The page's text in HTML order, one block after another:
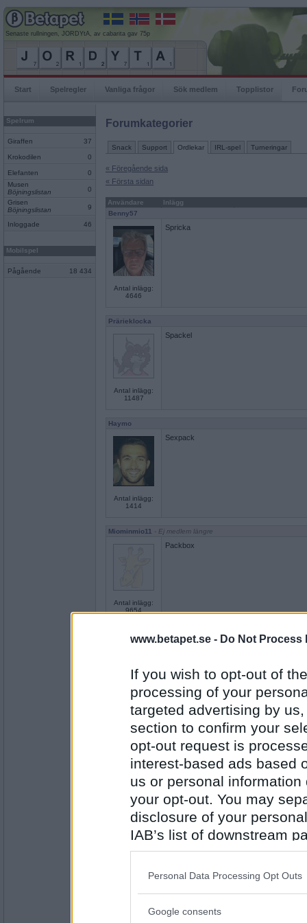
www.betapet.se - Do Not Process
If you wish to opt-out of
processing of your
targeted advertising by
section to confirm your
opt-out request is
interest-based ads based
us or personal
your opt-out. You may
disclosure of your
IAB’s list of downstream
also be disclosed by us
Downstream Participants
Please note that this
Personal Data Processing Opt Outs
Google consents
Senaste rullningen, JORDYtA, av cabarita gav 75p
Start Spelregler Vanliga frågor Sök medlem Topplistor
Spelrum
Giraffen 37
Krokodilen 0
Elefanten
0
Musen
Böjningslistan
0
Grisen
Böjningslistan
9
Inloggade 46
Mobilspel
Pågående 18 434
Forumkategorier
Snack Support Ordlekar IRL-spel Turneringar
« Föregående sida
« Första sidan
Användare
Inlägg
Benny57
Antal inlägg:
4646
Spricka
Prärieklocka
Antal inlägg:
11487
Spackel
Haymo
Antal inlägg:
1414
Sexpack
Miominmio11 - Ej medlem längre
Antal inlägg:
9654
Packbox
travmys
Antal inlägg:
MajLill64
Antal inlägg: 40
Blockad
MajLill64
Antal inlägg: 40
Äsch bytte ju en för mycket!
Choklad